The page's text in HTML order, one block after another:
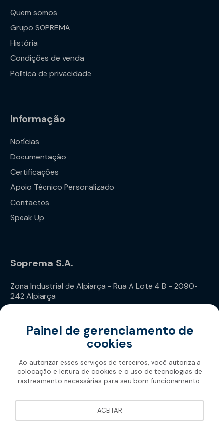
Quem somos
Grupo SOPREMA
História
Condições de venda
Política de privacidade
Informação
Notícias
Documentação
Certificações
Apoio Técnico Personalizado
Contactos
Speak Up
Soprema S.A.
Zona Industrial de Alpiarça - Rua A Lote 4 B - 2090-
242 Alpiarça
Soprema 2026
Painel de gerenciamento de
cookies
Ao autorizar esses serviços de terceiros, você autoriza a
colocação e leitura de cookies e o uso de tecnologias de
rastreamento necessárias para seu bom funcionamento.
ACEITAR